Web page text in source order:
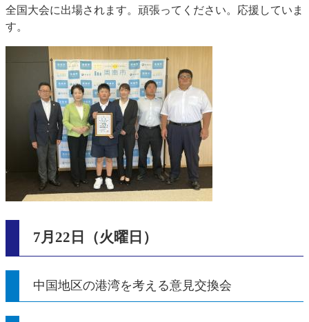
全国大会に出場されます。頑張ってください。応援していま
す。
7月22日（火曜日）
中国地区の港湾を考える意見交換会